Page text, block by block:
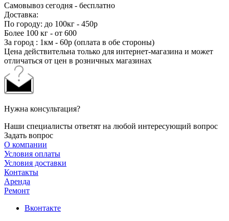
Самовывоз сегодня - бесплатно
Доставка:
По городу: до 100кг - 450р
Более 100 кг - от 600
За город : 1км - 60р (оплата в обе стороны)
Цена действительна только для интернет-магазина и может
отличаться от цен в розничных магазинах
Нужна консультация?
Наши специалисты ответят на любой интересующий вопрос
Задать вопрос
О компании
Условия оплаты
Условия доставки
Контакты
Аренда
Ремонт
Вконтакте